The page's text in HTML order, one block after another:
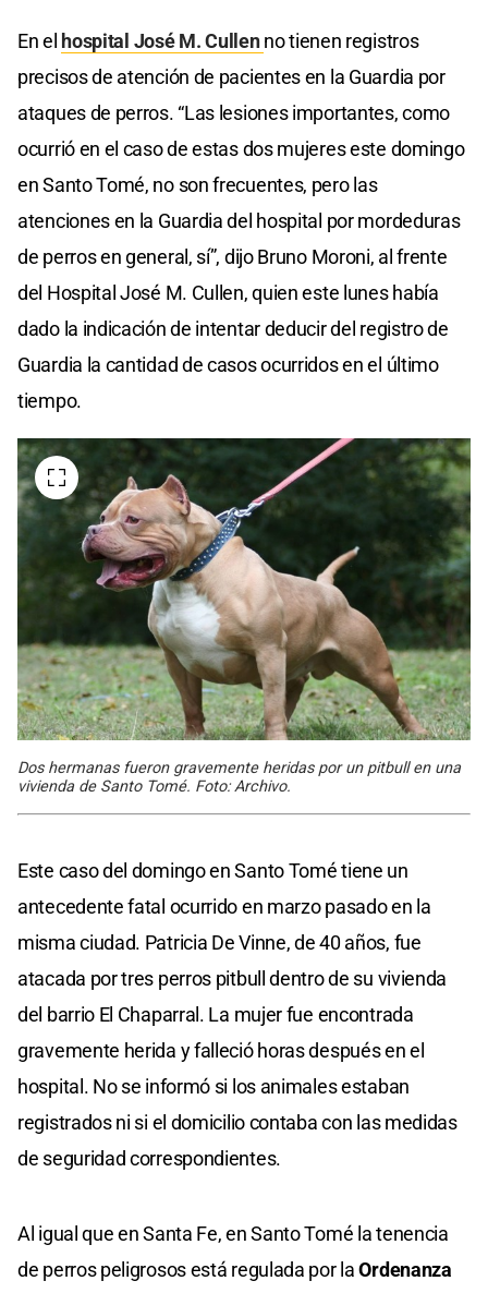
En el hospital José M. Cullenno tienen registros
precisos de atención de pacientes en la Guardia por
ataques de perros. “Las lesiones importantes, como
ocurrió en el caso de estas dos mujeres este domingo
en Santo Tomé, no son frecuentes, pero las
atenciones en la Guardia del hospital por mordeduras
de perros en general, sí”, dijo Bruno Moroni, al frente
del Hospital José M. Cullen, quien este lunes había
dado la indicación de intentar deducir del registro de
Guardia la cantidad de casos ocurridos en el último
tiempo.
Dos hermanas fueron gravemente heridas por un pitbull en una
vivienda de Santo Tomé. Foto: Archivo.
Este caso del domingo en Santo Tomé tiene un
antecedente fatal ocurrido en marzo pasado en la
misma ciudad. Patricia De Vinne, de 40 años, fue
atacada por tres perros pitbull dentro de su vivienda
del barrio El Chaparral. La mujer fue encontrada
gravemente herida y falleció horas después en el
hospital. No se informó si los animales estaban
registrados ni si el domicilio contaba con las medidas
de seguridad correspondientes.
Al igual que en Santa Fe, en Santo Tomé la tenencia
de perros peligrosos está regulada por laOrdenanza